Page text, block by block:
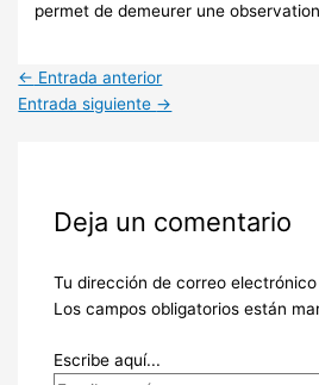
permet de demeurer une
← Entrada anterior
Entrada siguiente →
Deja un comentario
Tu dirección de correo
Los campos obligatorios están
Escribe aquí...